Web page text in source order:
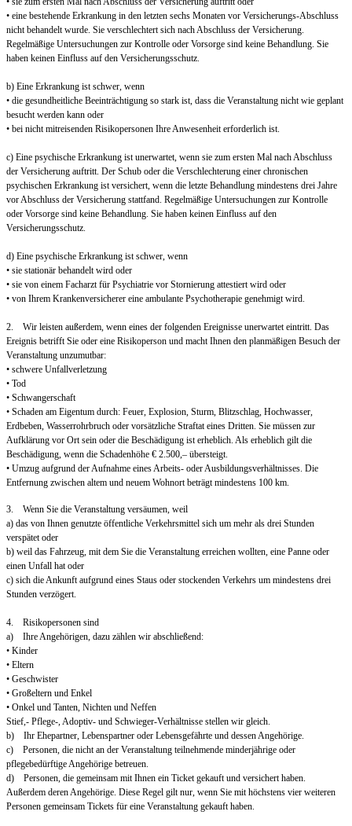
• eine bestehende Erkrankung in den letzten sechs Monaten vor Versicherungs-Abschluss
nicht behandelt wurde. Sie verschlechtert sich nach Abschluss der Versicherung.
Regelmäßige Untersuchungen zur Kontrolle oder Vorsorge sind keine Behandlung. Sie
haben keinen Einfluss auf den Versicherungsschutz.
b) Eine Erkrankung ist schwer, wenn
• die gesundheitliche Beeinträchtigung so stark ist, dass die Veranstaltung nicht wie geplant
besucht werden kann oder
• bei nicht mitreisenden Risikopersonen Ihre Anwesenheit erforderlich ist.
c) Eine psychische Erkrankung ist unerwartet, wenn sie zum ersten Mal nach Abschluss
der Versicherung auftritt. Der Schub oder die Verschlechterung einer chronischen
psychischen Erkrankung ist versichert, wenn die letzte Behandlung mindestens drei Jahre
vor Abschluss der Versicherung stattfand. Regelmäßige Untersuchungen zur Kontrolle
oder Vorsorge sind keine Behandlung. Sie haben keinen Einfluss auf den
Versicherungsschutz.
d) Eine psychische Erkrankung ist schwer, wenn
• sie stationär behandelt wird oder
• sie von einem Facharzt für Psychiatrie vor Stornierung attestiert wird oder
• von Ihrem Krankenversicherer eine ambulante Psychotherapie genehmigt wird.
2. Wir leisten außerdem, wenn eines der folgenden Ereignisse unerwartet eintritt. Das
Ereignis betrifft Sie oder eine Risikoperson und macht Ihnen den planmäßigen Besuch der
Veranstaltung unzumutbar:
• schwere Unfallverletzung
• Tod
• Schwangerschaft
• Schaden am Eigentum durch: Feuer, Explosion, Sturm, Blitzschlag, Hochwasser,
Erdbeben, Wasserrohrbruch oder vorsätzliche Straftat eines Dritten. Sie müssen zur
Aufklärung vor Ort sein oder die Beschädigung ist erheblich. Als erheblich gilt die
Beschädigung, wenn die Schadenhöhe € 2.500,– übersteigt.
• Umzug aufgrund der Aufnahme eines Arbeits- oder Ausbildungsverhältnisses. Die
Entfernung zwischen altem und neuem Wohnort beträgt mindestens 100 km.
3. Wenn Sie die Veranstaltung versäumen, weil
a) das von Ihnen genutzte öffentliche Verkehrsmittel sich um mehr als drei Stunden
verspätet oder
b) weil das Fahrzeug, mit dem Sie die Veranstaltung erreichen wollten, eine Panne oder
einen Unfall hat oder
c) sich die Ankunft aufgrund eines Staus oder stockenden Verkehrs um mindestens drei
Stunden verzögert.
4. Risikopersonen sind
a) Ihre Angehörigen, dazu zählen wir abschließend:
• Kinder
• Eltern
• Geschwister
• Großeltern und Enkel
• Onkel und Tanten, Nichten und Neffen
Stief,- Pflege-, Adoptiv- und Schwieger-Verhältnisse stellen wir gleich.
b) Ihr Ehepartner, Lebenspartner oder Lebensgefährte und dessen Angehörige.
c) Personen, die nicht an der Veranstaltung teilnehmende minderjährige oder
pflegebedürftige Angehörige betreuen.
d) Personen, die gemeinsam mit Ihnen ein Ticket gekauft und versichert haben.
Außerdem deren Angehörige. Diese Regel gilt nur, wenn Sie mit höchstens vier weiteren
Personen gemeinsam Tickets für eine Veranstaltung gekauft haben.